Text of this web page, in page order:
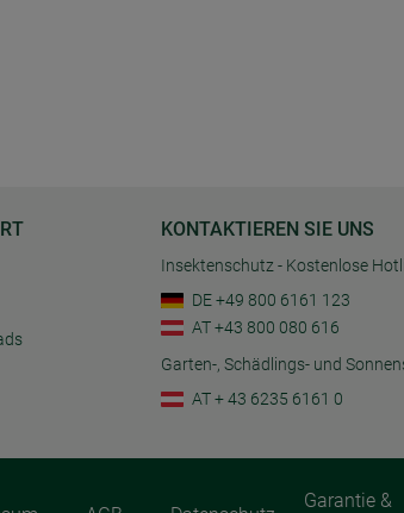
KONTAKTIEREN SIE UNS
Insektenschutz - Kostenlose
DE +49 800 6161 123
AT +43 800 080 616
Garten-, Schädlings- und
AT + 43 6235 6161 0
Garantie &